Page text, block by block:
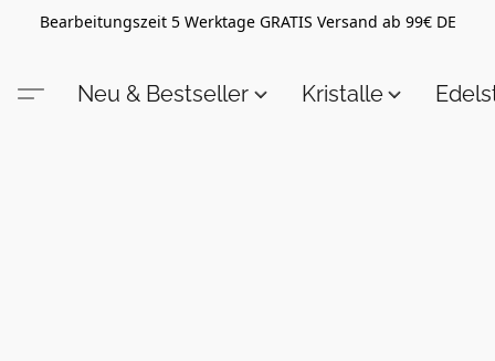
Bearbeitungszeit 5 Werktage GRATIS Versand ab 99€ DE
Neu & Bestseller Kristalle